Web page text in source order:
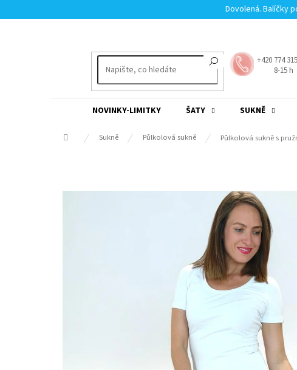
na
Dovolená. Balíčky
+420 774
8-15 h
NOVINKY-LIMITKY ŠATY SUKNĚ
Domů Sukně Půlkolová sukně Půlkolová sukně s